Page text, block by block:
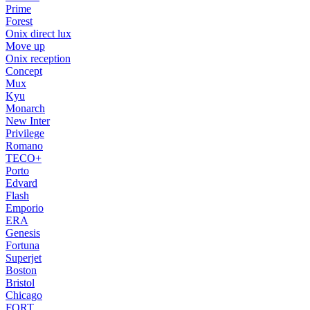
Prime
Forest
Onix direct lux
Move up
Onix reception
Concept
Mux
Kyu
Monarch
New Inter
Privilege
Romano
TECO+
Porto
Edvard
Flash
Emporio
ERA
Genesis
Fortuna
Superjet
Boston
Bristol
Chicago
FORT